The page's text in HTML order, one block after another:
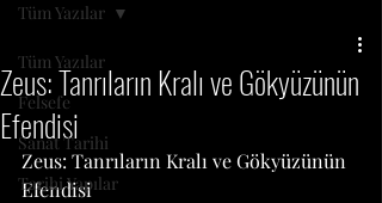
Tüm Yazılar
Felsefe
Sanat Tarihi
Tarihi Yapılar
Tüm Yazılar
Zeus: Tanrıların Kralı ve Gökyüzünün
Efendisi
Zeus: Tanrıların Kralı ve Gökyüzünün
Efendisi